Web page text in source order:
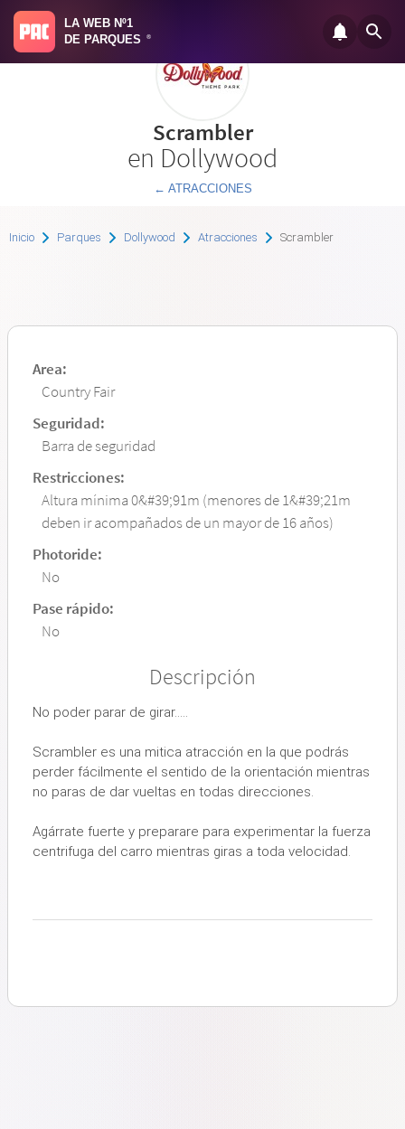
LA WEB Nº1
DE PARQUES
®
Scrambler
en Dollywood
← ATRACCIONES
Inicio Parques Dollywood Atracciones Scrambler
Area:
Country Fair
Seguridad:
Barra de seguridad
Restricciones:
Altura mínima 0&#39;91m (menores de 1&#39;21m
deben ir acompañados de un mayor de 16 años)
Photoride:
No
Pase rápido:
No
Descripción
No poder parar de girar.....
Scrambler es una mitica atracción en la que podrás
perder fácilmente el sentido de la orientación mientras
no paras de dar vueltas en todas direcciones.
Agárrate fuerte y preparare para experimentar la fuerza
centrifuga del carro mientras giras a toda velocidad.